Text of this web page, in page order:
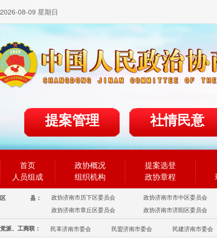
2026-08-09 星期日
提案管理 社情民意
首页
人员组成
政协概况
组织机构
提案选登
政协章程
区 县： 政协济南市历下区委员会
政协济南市市中区委员会
政协济南市章丘区委员会
政协济南市济阳区委员会
党派、工商联： 民革济南市委会 民盟济南市委会 民建济南市委会